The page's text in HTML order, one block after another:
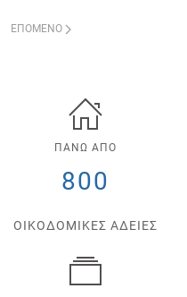
ΕΠΌΜΕΝΟ
ΠΑΝΩ ΑΠΟ
800
ΟΙΚΟΔΟΜΙΚΕΣ ΑΔΕΙΕΣ